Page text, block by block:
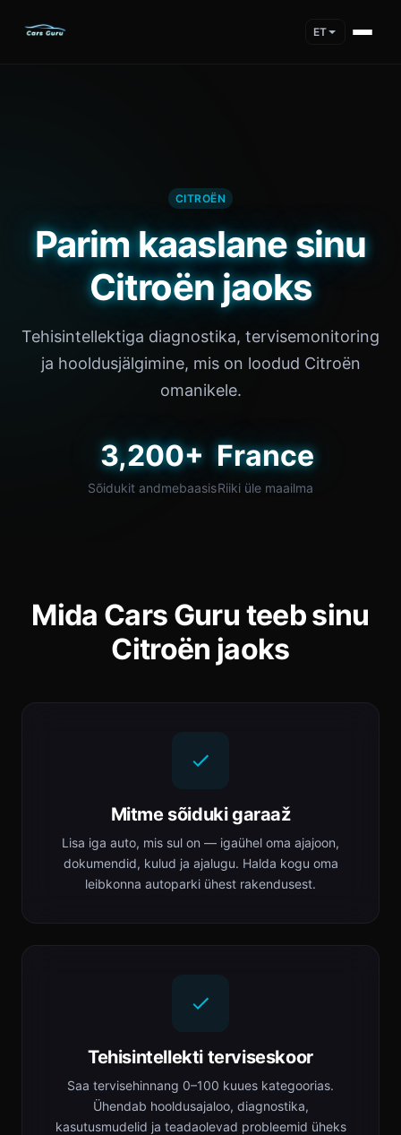
ET
CITROËN
Parim kaaslane sinu
Citroën jaoks
Tehisintellektiga diagnostika, tervisemonitoring
ja hooldusjälgimine, mis on loodud Citroën
omanikele.
3,200+
Sõidukit andmebaasis
France
Riiki üle maailma
Mida Cars Guru teeb sinu
Citroën jaoks
Mitme sõiduki garaaž
Lisa iga auto, mis sul on — igaühel oma ajajoon,
dokumendid, kulud ja ajalugu. Halda kogu oma
leibkonna autoparki ühest rakendusest.
Tehisintellekti terviseskoor
Saa tervisehinnang 0–100 kuues kategoorias.
Ühendab hooldusajaloo, diagnostika,
kasutusmudelid ja teadaolevad probleemid üheks